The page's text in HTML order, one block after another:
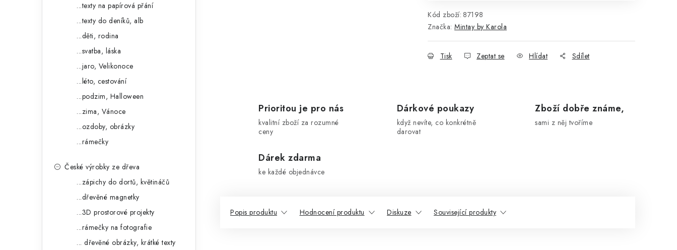
...texty na papírová přání
...texty do deníků, alb
...děti, rodina
...svatba, láska
...jaro, Velikonoce
...léto, cestování
...podzim, Halloween
...zima, Vánoce
...ozdoby, obrázky
...rámečky
České výrobky ze dřeva
...zápichy do dortů, květináčů
...dřevěné magnetky
...3D prostorové projekty
...rámečky na fotografie
... dřevěné obrázky, krátké texty
Kód zboží: 87198
Značka: Mintay by Karola
Tisk Zeptat se Hlídat Sdílet
Prioritou je pro nás
kvalitní zboží za rozumné
ceny
Dárkové poukazy
když nevíte, co konkrétně
darovat
Zboží dobře známe,
sami z něj tvoříme
Dárek zdarma
ke každé objednávce
Popis produktu Hodnocení produktu Diskuze Související produkty